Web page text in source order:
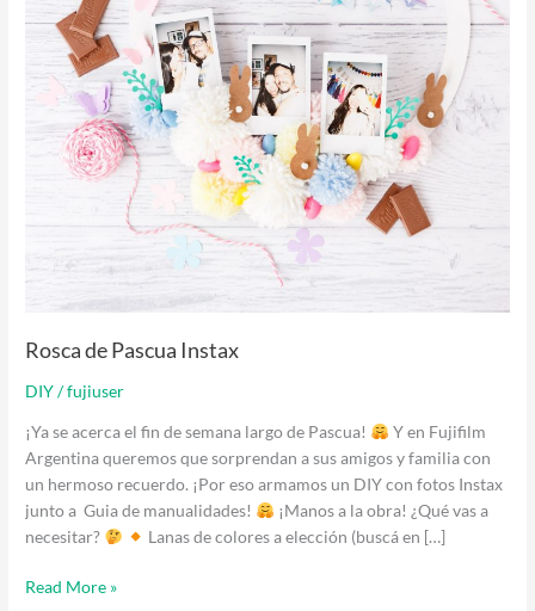
Rosca de Pascua Instax
DIY/fujiuser
¡Ya se acerca el fin de semana largo de Pascua!
Y en Fujifilm
Argentina queremos que sorprendan a sus amigos y familia con
un hermoso recuerdo. ¡Por eso armamos un DIY con fotos Instax
junto a Guia de manualidades!
¡Manos a la obra! ¿Qué vas a
necesitar?
Lanas de colores a elección (buscá en […]
Read More »